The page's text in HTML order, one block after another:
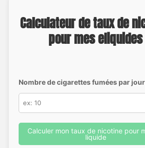
Calculateur de taux de
pour mes eliquides
Nombre de cigarettes fumées par
Calculer mon taux de nicotine pour
liquide